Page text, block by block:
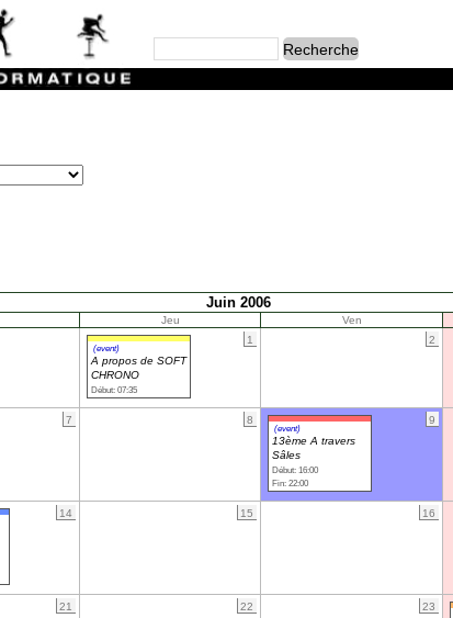
Juin 2006
Jeu Ven
1
(event)
A propos de SOFT
CHRONO
Début: 07:35
2
7 8 9
(event)
13ème A travers
Sâles
Début: 16:00
Fin: 22:00
14 15 16
21 22 23